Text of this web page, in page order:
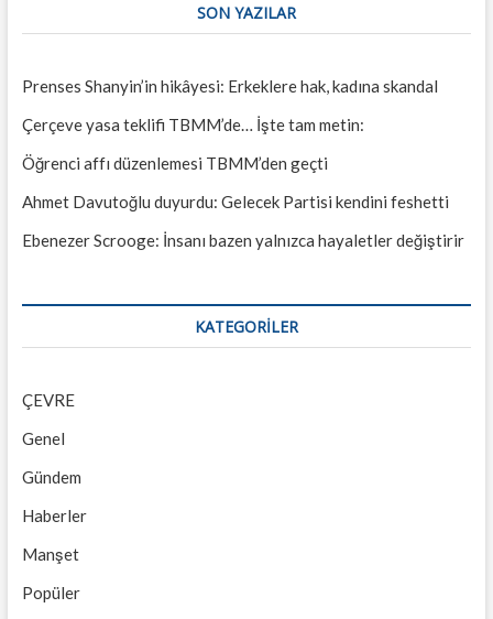
SON YAZILAR
Prenses Shanyin’in hikâyesi: Erkeklere hak, kadına skandal
Çerçeve yasa teklifi TBMM’de… İşte tam metin:
Öğrenci affı düzenlemesi TBMM’den geçti
Ahmet Davutoğlu duyurdu: Gelecek Partisi kendini feshetti
Ebenezer Scrooge: İnsanı bazen yalnızca hayaletler değiştirir
KATEGORILER
ÇEVRE
Genel
Gündem
Haberler
Manşet
Popüler